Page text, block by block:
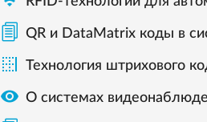
QR и DataMatrix коды в
 Технология штрихового
 О системах